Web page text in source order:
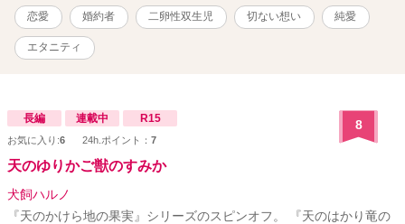
エブリスタ連載開始 2018/11/06 エブリスタ連載中断日 2019/01/01
作品の無断転載はご遠慮ください。
恋愛 婚約者 二卵性双生児 切ない想い 純愛
エタニティ
長編 連載中 R15
お気に入り:6 24h.ポイント： 7
8
天のゆりかご獣のすみか
犬飼ハルノ
『天のかけら地の果実』シリーズのスピンオフ。 『天のはかり竜の